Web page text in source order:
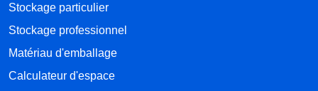
Stockage particulier
Stockage professionnel
Matériau d'emballage
Calculateur d'espace